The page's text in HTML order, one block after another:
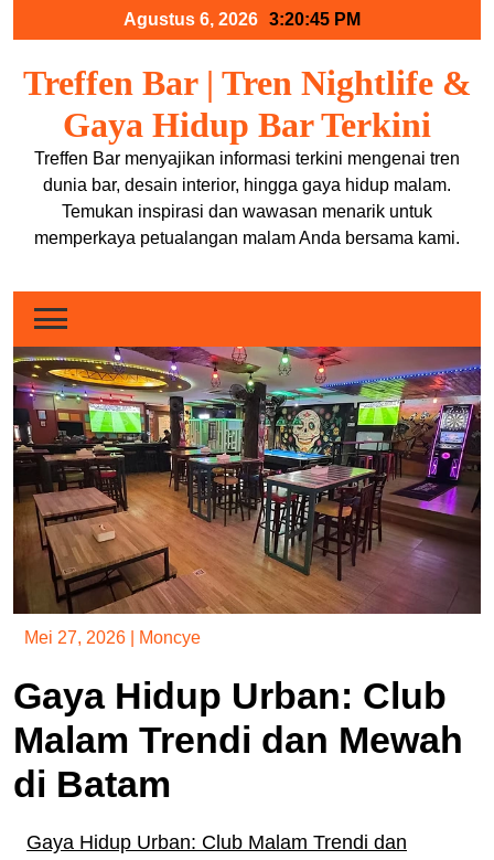
Agustus 6, 2026 3:20:45 PM
Treffen Bar | Tren Nightlife &
Gaya Hidup Bar Terkini
Treffen Bar menyajikan informasi terkini mengenai tren
dunia bar, desain interior, hingga gaya hidup malam.
Temukan inspirasi dan wawasan menarik untuk
memperkaya petualangan malam Anda bersama kami.
Mei 27, 2026 Moncye
Gaya Hidup Urban: Club
Malam Trendi dan Mewah
di Batam
Gaya Hidup Urban: Club Malam Trendi dan